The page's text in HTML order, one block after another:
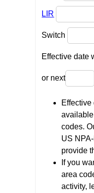
LIR
Switch
Effective date
or next
codes.
US
provide
If you
area
activity,